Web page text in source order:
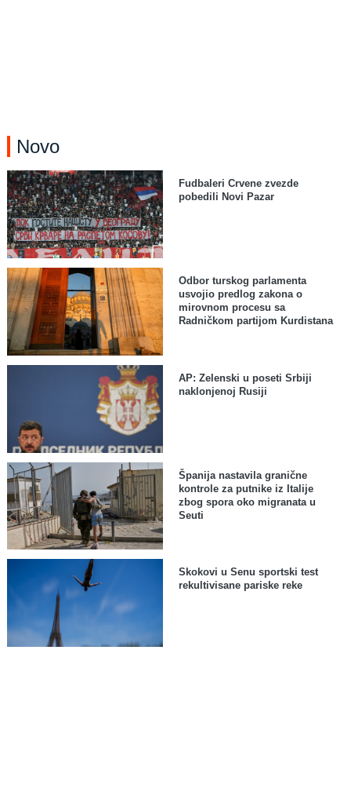
Novo
Fudbaleri Crvene zvezde
pobedili Novi Pazar
Odbor turskog parlamenta
usvojio predlog zakona o
mirovnom procesu sa
Radničkom partijom Kurdistana
AP: Zelenski u poseti Srbiji
naklonjenoj Rusiji
Španija nastavila granične
kontrole za putnike iz Italije
zbog spora oko migranata u
Seuti
Skokovi u Senu sportski test
rekultivisane pariske reke